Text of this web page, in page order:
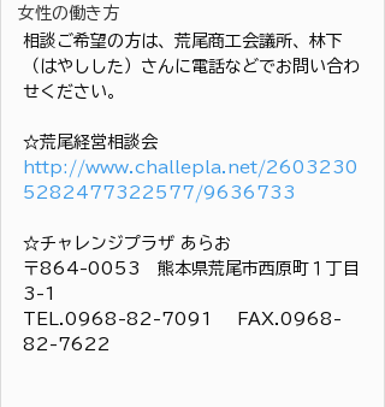
女性の働き方
相談ご希望の方は、荒尾商工会議所、林下
（はやしした）さんに電話などでお問い合わ
せください。
☆荒尾経営相談会
http://www.challepla.net/2603230
5282477322577/9636733
☆チャレンジプラザ あらお
〒864-0053　熊本県荒尾市西原町１丁目
3-1
TEL.0968-82-7091 　FAX.0968-
82-7622